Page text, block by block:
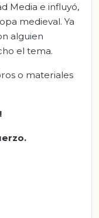
Media e influyó,
medieval. Ya
alguien
el tema.
o materiales